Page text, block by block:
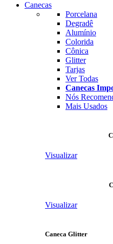
Canecas
Porcelana
Degradê
Alumínio
Colorida
Cônica
Glitter
Tarjas
Ver Todas
Canecas
Nós
Mais Usados
Visualizar
Visualizar
Caneca Glitter